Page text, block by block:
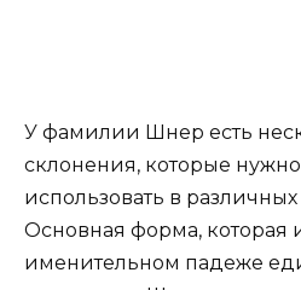
У фамилии Шнер есть
склонения, которые
использовать в различных
Основная форма, которая
именительном падеже